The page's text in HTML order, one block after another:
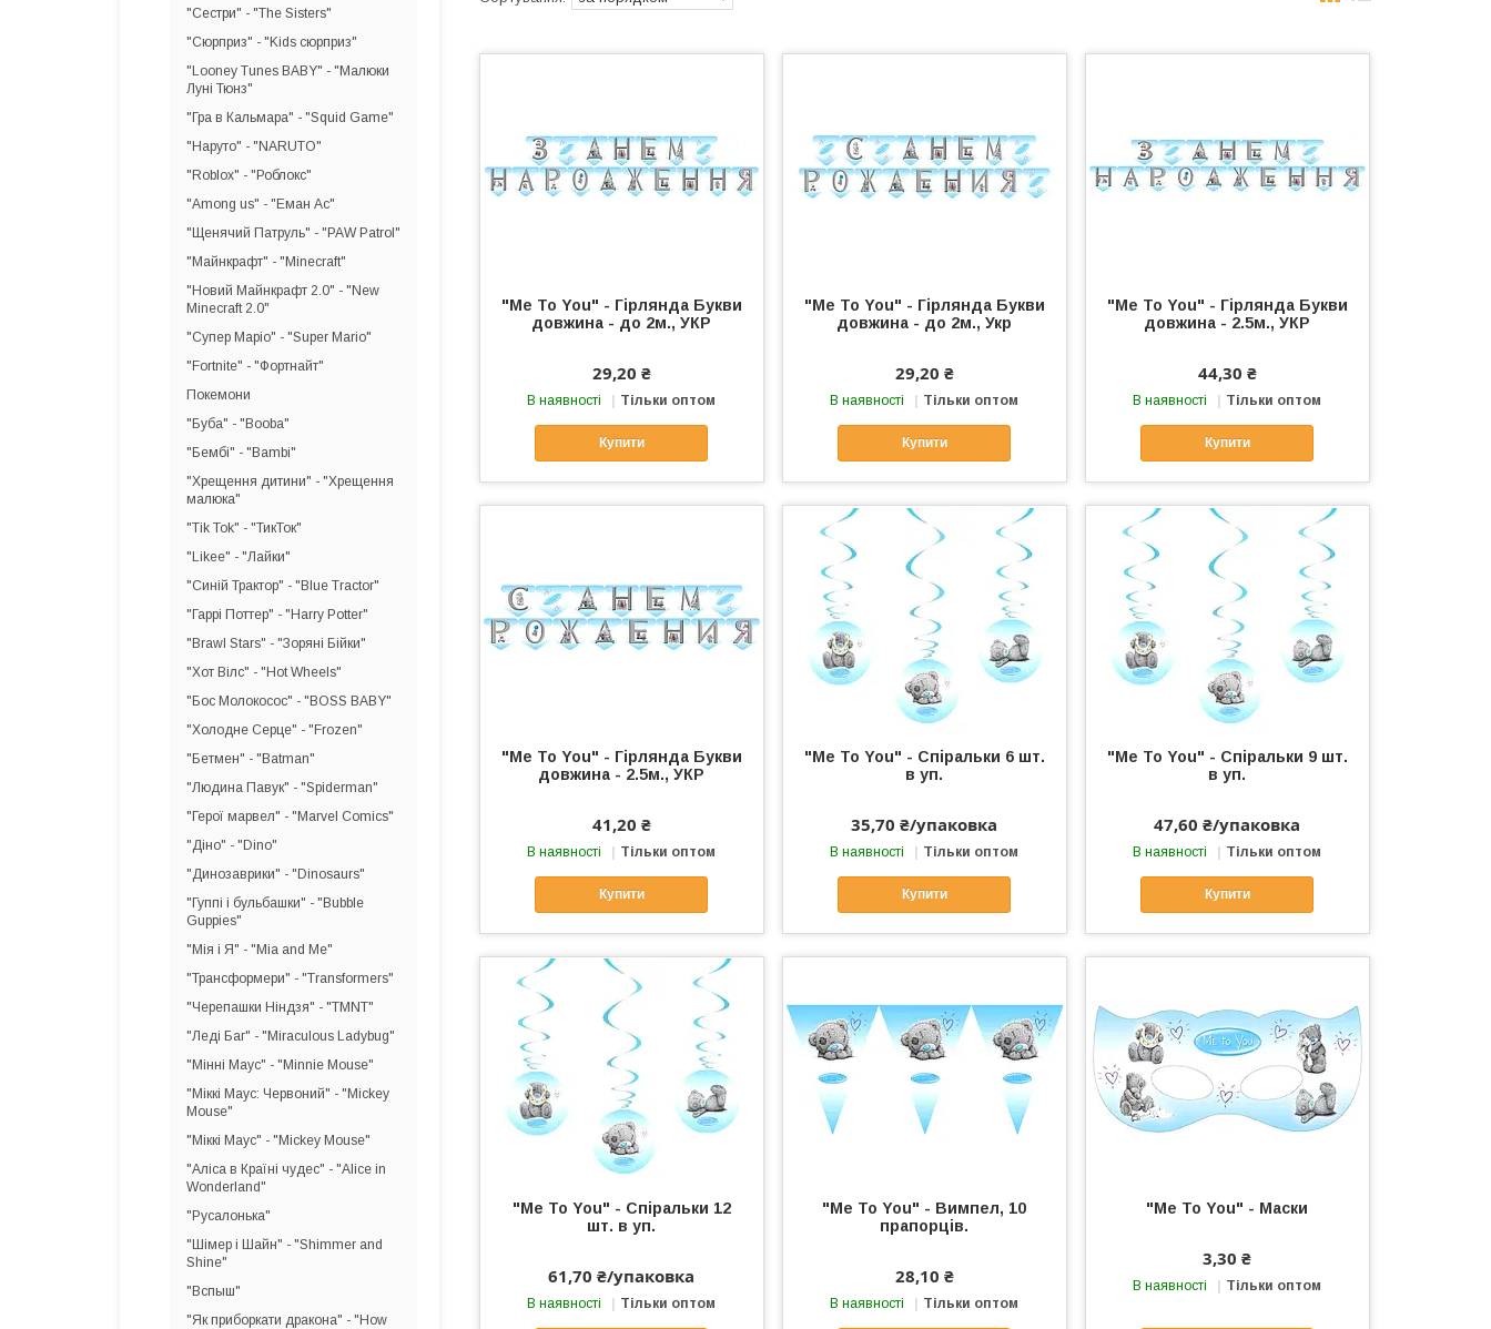
"Me To You" - Гірлянда Букви
довжина - до 2м., УКР
29,20 ₴
В наявності Тільки оптом
Купити
"Me To You" - Гірлянда Букви
довжина - до 2м., Укр
29,20 ₴
В наявності Тільки оптом
Купити
"Me To You" - Гірлянда Букви
довжина - 2.5м., УКР
44,30 ₴
В наявності Тільки оптом
Купити
"Me To You" - Гірлянда Букви
довжина - 2.5м., УКР
41,20 ₴
В наявності Тільки оптом
Купити
"Me To You" - Спіральки 6 шт.
в уп.
35,70 ₴/упаковка
В наявності Тільки оптом
Купити
"Me To You" - Спіральки 9 шт.
в уп.
47,60 ₴/упаковка
В наявності Тільки оптом
Купити
"Me To You" - Спіральки 12
шт. в уп.
61,70 ₴/упаковка
В наявності Тільки оптом
"Me To You" - Вимпел, 10
прапорців.
28,10 ₴
В наявності Тільки оптом
"Me To You" - Маски
3,30 ₴
В наявності Тільки оптом
"Сестри" - "The Sisters"
"Сюрприз" - "Kids сюрприз"
"Looney Tunes BABY" - "Малюки
Луні Тюнз"
"Гра в Кальмара" - "Squid Game"
"Наруто" - "NARUTO"
"Roblox" - "Роблокс"
"Among us" - "Еман Ас"
"Щенячий Патруль" - "PAW Patrol"
"Майнкрафт" - "Minecraft"
"Новий Майнкрафт 2.0" - "New
Minecraft 2.0"
"Супер Маріо" - "Super Mario"
"Fortnite" - "Фортнайт"
Покемони
"Буба" - "Booba"
"Бембі" - "Bambi"
"Хрещення дитини" - "Хрещення
малюка"
"Tik Tok" - "ТикТок"
"Likee" - "Лайки"
"Синій Трактор" - "Blue Tractor"
"Гаррі Поттер" - "Harry Potter"
"Brawl Stars" - "Зоряні Бійки"
"Хот Вілс" - "Hot Wheels"
"Бос Молокосос" - "BOSS BABY"
"Холодне Серце" - "Frozen"
"Бетмен" - "Batman"
"Людина Павук" - "Spiderman"
"Герої марвел" - "Marvel Comics"
"Діно" - "Dino"
"Динозаврики" - "Dinosaurs"
"Гуппі і бульбашки" - "Bubble
Guppies"
"Мія і Я" - "Mia and Me"
"Трансформери" - "Transformers"
"Черепашки Ніндзя" - "TMNT"
"Леді Баг" - "Miraculous Ladybug"
"Мінні Маус" - "Minnie Mouse"
"Міккі Маус: Червоний" - "Mickey
Mouse"
"Міккі Маус" - "Mickey Mouse"
"Аліса в Країні чудес" - "Alice in
Wonderland"
"Русалонька"
"Шімер і Шайн" - "Shimmer and
Shine"
"Вспыш"
"Як приборкати дракона" - "How